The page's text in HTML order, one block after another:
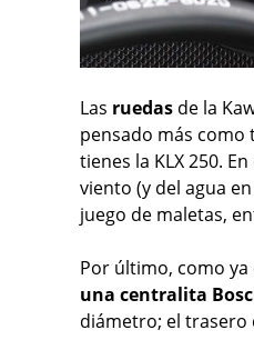
Las ruedas de la
pensado más como
tienes la KLX 250.
viento (y del agua
juego de maletas,
Por último, como ya
una centralita
diámetro; el trasero